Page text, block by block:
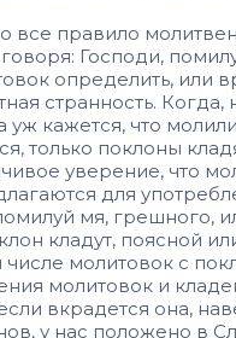
правило
Господи,
определить, или
странность.
уж кажется, что
только поклоны
уверение, что
для
мя,
кладут, поясной
молитовок с
молитовок и
вкрадется она,
у нас положено